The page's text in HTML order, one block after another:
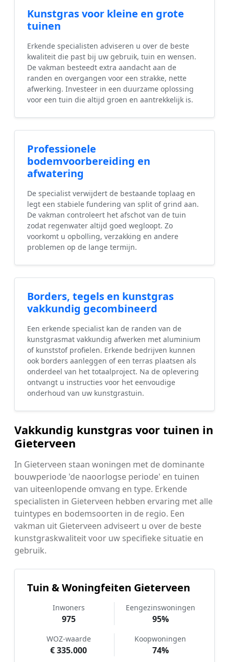
Kunstgras voor kleine en grote
tuinen
Erkende specialisten adviseren u over de beste
kwaliteit die past bij uw gebruik, tuin en wensen.
De vakman besteedt extra aandacht aan de
randen en overgangen voor een strakke, nette
afwerking. Investeer in een duurzame oplossing
voor een tuin die altijd groen en aantrekkelijk is.
Professionele
bodemvoorbereiding en
afwatering
De specialist verwijdert de bestaande toplaag en
legt een stabiele fundering van split of grind aan.
De vakman controleert het afschot van de tuin
zodat regenwater altijd goed wegloopt. Zo
voorkomt u opbolling, verzakking en andere
problemen op de lange termijn.
Borders, tegels en kunstgras
vakkundig gecombineerd
Een erkende specialist kan de randen van de
kunstgrasmat vakkundig afwerken met aluminium
of kunststof profielen. Erkende bedrijven kunnen
ook borders aanleggen of een terras plaatsen als
onderdeel van het totaalproject. Na de oplevering
ontvangt u instructies voor het eenvoudige
onderhoud van uw kunstgrastuin.
Vakkundig kunstgras voor tuinen in
Gieterveen
In Gieterveen staan woningen met de dominante
bouwperiode 'de naoorlogse periode' en tuinen
van uiteenlopende omvang en type. Erkende
specialisten in Gieterveen hebben ervaring met alle
tuintypes en bodemsoorten in de regio. Een
vakman uit Gieterveen adviseert u over de beste
kunstgraskwaliteit voor uw specifieke situatie en
gebruik.
Tuin & Woningfeiten Gieterveen
Inwoners
975
Eengezinswoningen
95%
WOZ-waarde
€ 335.000
Koopwoningen
74%